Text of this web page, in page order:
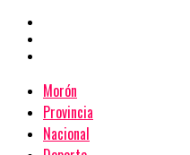
Morón
Provincia
Nacional